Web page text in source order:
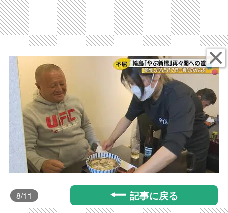
8/11 記事に戻る